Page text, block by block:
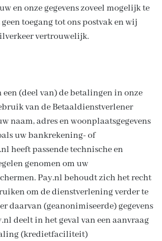
en onze gegevens zoveel mogelijk te
toegang tot ons postvak en wij
vertrouwelijk.
(deel van) de betalingen in onze
van de Betaaldienstverlener
naam, adres en woonplaatsgegevens
uw bankrekening- of
heeft passende technische en
genomen om uw
Pay.nl behoudt zich het recht
om de dienstverlening verder te
daarvan (geanonimiseerde) gegevens
deelt in het geval van een aanvraag
(kredietfaciliteit)